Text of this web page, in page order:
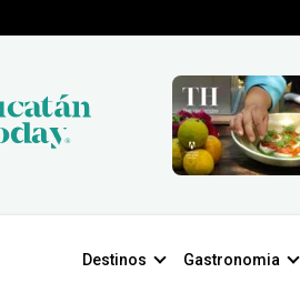
Destinos Gastronomia